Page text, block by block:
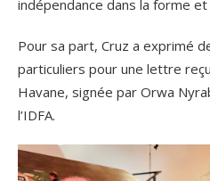
indépendance dans la forme
Pour sa part, Cruz a exprimé
particuliers pour une lettre
Havane, signée par Orwa
l’IDFA.